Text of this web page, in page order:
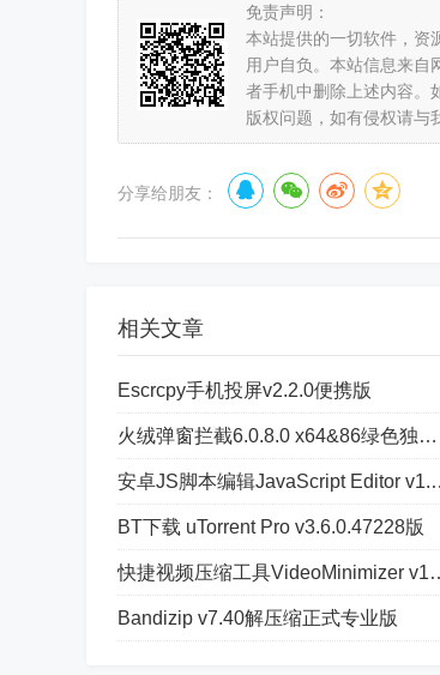
免责声明：
本站提供的一切软件，资
用户自负。本站信息来自
者手机中删除上述内容。
版权问题，如有侵权请与
分享给朋友：
相关文章
Escrcpy手机投屏v2.2.0便携版
火绒弹窗拦截6.0.8.0 x64&86绿色独立版
安卓JS脚
BT下载 uTorrent Pro v3.6.0.47228版
快捷视频压缩工
Bandizip v7.40解压缩正式专业版